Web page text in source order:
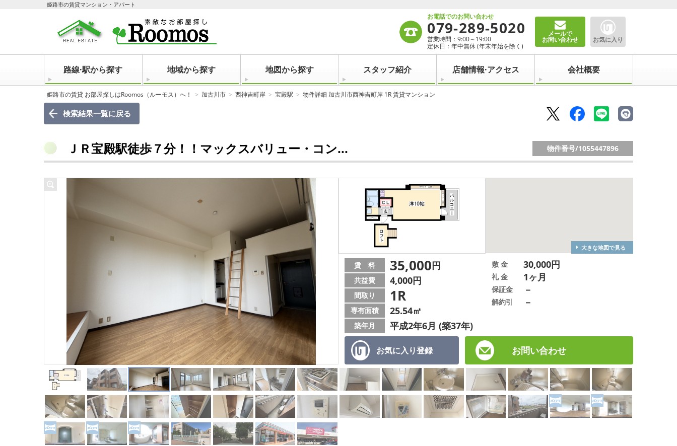
姫路市の賃貸マンション・アパート
お電話でのお問い合わせ
079-289-5020
営業時間：9:00～19:00
定休日：年中無休 (年末年始を除く)
メールで
お問い合わせ お気に入り
路線·駅から探す 地域から探す 地図から探す スタッフ紹介 店舗情報·アクセス 会社概要
姫路市の賃貸 お部屋探しはRoomos（ルーモス）へ！ 加古川市 西神吉町岸 宝殿駅 物件詳細 加古川市西神吉町岸 1R 賃貸マンション
検索結果一覧に戻る
ＪＲ宝殿駅徒歩７分！！マックスバリュー・コン... 物件番号/1055447896
大きな地図で見る
お気に入り登録 お問い合わせ
賃 料 35,000円
共益費 4,000円
間取り 1R
専有面積 25.54㎡
築年月 平成2年6月 (築37年)
敷 金 30,000円
礼 金 1ヶ月
保証金 －
解約引 －